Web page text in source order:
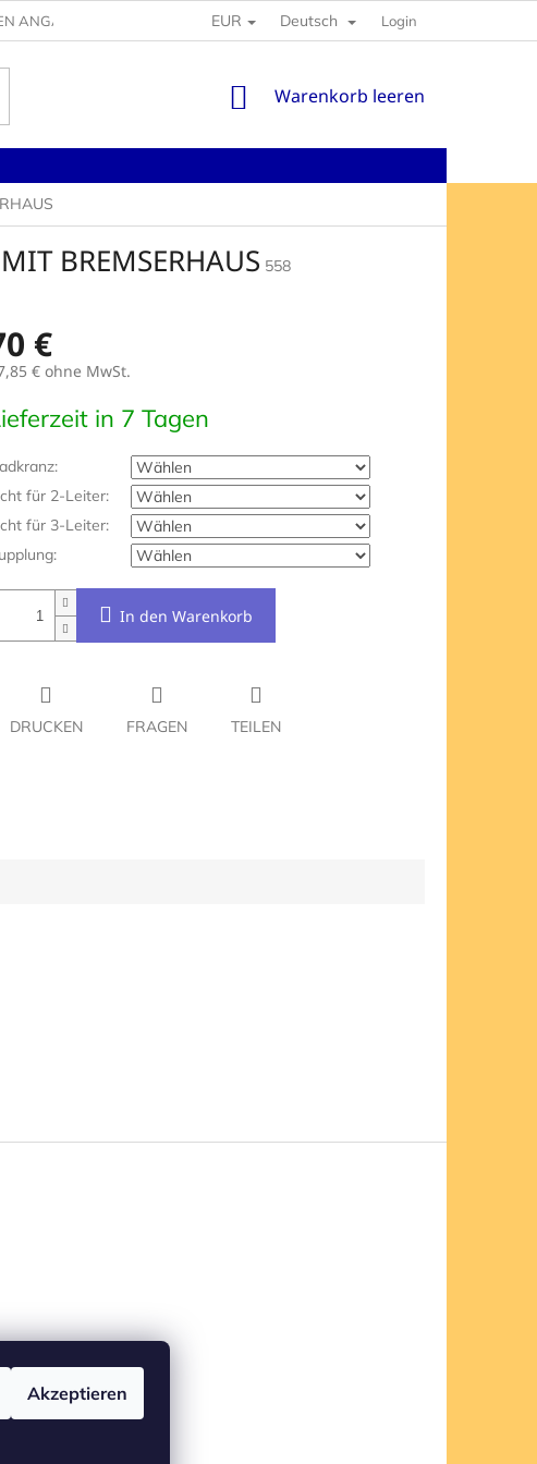
Akzeptieren
ANGABEN EUR Deutsch Login
WARENKORB
Warenkorb leeren
BREMSERHAUS 558
€
€ohne MwSt.
in 7 Tagen
für 2-Leiter:
für 3-Leiter:
In den Warenkorb
DRUCKEN FRAGEN TEILEN